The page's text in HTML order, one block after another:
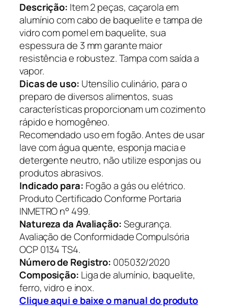
Descrição: Item 2 peças, caçarola em
alumínio com cabo de baquelite e tampa de
vidro com pomel em baquelite, sua
espessura de 3 mm garante maior
resistência e robustez. Tampa com saída a
vapor.
Dicas de uso: Utensílio culinário, para o
preparo de diversos alimentos, suas
características proporcionam um cozimento
rápido e homogêneo.
Recomendado uso em fogão. Antes de usar
lave com água quente, esponja macia e
detergente neutro, não utilize esponjas ou
produtos abrasivos.
Indicado para: Fogão a gás ou elétrico.
Produto Certificado Conforme Portaria
INMETRO n° 499.
Natureza da Avaliação:Segurança.
Avaliação de Conformidade Compulsória
OCP 0134 TS4.
Número de Registro: 005032/2020
Composição: Liga de alumínio, baquelite,
ferro, vidro e inox.
Clique aqui e baixe o manual do produto